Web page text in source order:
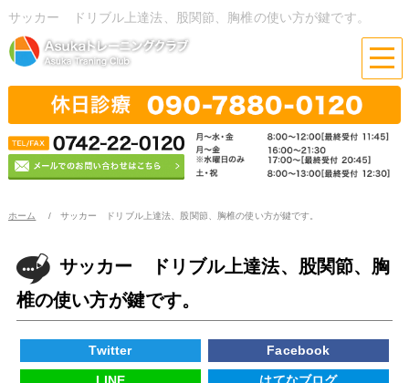
サッカー ドリブル上達法、股関節、胸椎の使い方が鍵です。
ホーム サッカー ドリブル上達法、股関節、胸椎の使い方が鍵です。
サッカー ドリブル上達法、股関節、胸
椎の使い方が鍵です。
Twitter Facebook
LINE はてなブログ